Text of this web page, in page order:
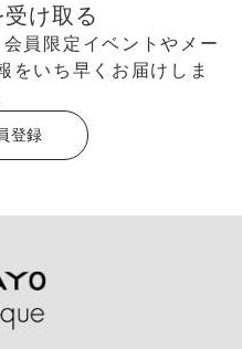
け取る
員限定イベントやメー
をいち早くお届けしま
登録